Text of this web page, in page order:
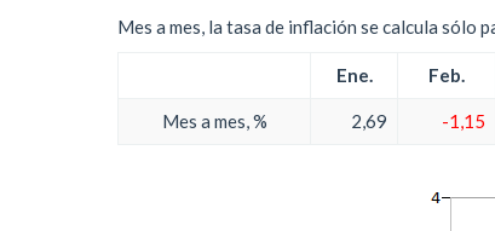
Mes a mes, la tasa de inflación se calcula sólo
Ene. Feb.
Mes a mes, % 2,69 -1,15